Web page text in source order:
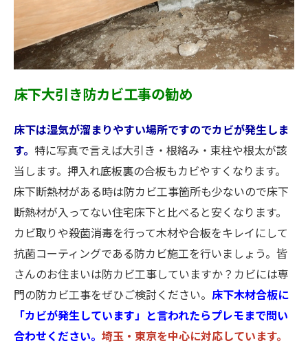
床下大引き防カビ工事の勧め
床下は湿気が溜まりやすい場所ですのでカビが発生しま
す。 特に写真で言えば大引き・根絡み・束柱や根太が該
当します。押入れ底板裏の合板もカビやすくなります。
床下断熱材がある時は防カビ工事箇所も少ないので床下
断熱材が入ってない住宅床下と比べると安くなります。
カビ取りや殺菌消毒を行って木材や合板をキレイにして
抗菌コーティングである防カビ施工を行いましょう。皆
さんのお住まいは防カビ工事していますか？カビには専
門の防カビ工事をぜひご検討ください。 床下木材合板に
「カビが発生しています」と言われたらプレモまで問い
合わせください。 埼玉・東京を中心に対応しています。